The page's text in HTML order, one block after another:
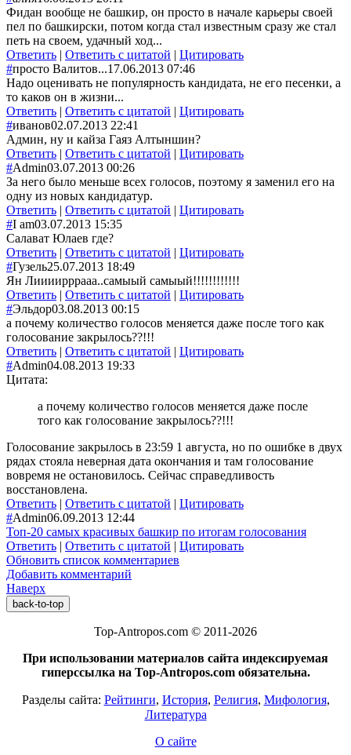
Фидан вообще не башкир, он просто в начале карьеры своей
пел по башкирски, потом когда стал известным сразу же стал
петь на своем, удачный ход...
Ответить | Ответить с цитатой | Цитировать
#просто Валитов...17.06.2013 07:46
Надо оценивать не популярность кандидата, не его песенки, а
то каков он в жизни...
Ответить | Ответить с цитатой | Цитировать
#иванов02.07.2013 22:41
Админ, ну и кайза Гаяз Алтыншин?
Ответить | Ответить с цитатой | Цитировать
#Admin03.07.2013 00:26
За него было меньше всех голосов, поэтому я заменил его на
одну из новых кандидатур.
Ответить | Ответить с цитатой | Цитировать
#I am03.07.2013 15:35
Салават Юлаев где?
Ответить | Ответить с цитатой | Цитировать
#Гузель25.07.2013 18:49
Ян Лиииирррааа..самыый самыый!!!!!!!!!!!!
Ответить | Ответить с цитатой | Цитировать
#Эльдор03.08.2013 00:15
а почему количество голосов меняется даже после того как
голосование закрылось??!!!
Ответить | Ответить с цитатой | Цитировать
#Admin04.08.2013 19:33
Цитата:
а почему количество голосов меняется даже после
того как голосование закрылось??!!!
Голосование закрылось в 23:59 1 августа, но по ошибке в двух
рядах стояла неверная дата окончания и там голосование
вовремя не остановилось. Сейчас справедливость
восстановлена.
Ответить | Ответить с цитатой | Цитировать
#Admin06.09.2013 12:44
Топ-20 самых красивых башкир по итогам голосования
Ответить | Ответить с цитатой | Цитировать
Обновить список комментариев
Добавить комментарий
Наверх
back-to-top
Top-Antropos.com © 2011-2026
При использовании материалов сайта индексируемая
гиперссылка на Top-Antropos.com обязательна.
Разделы сайта: Рейтинги, История, Религия, Мифология,
Литература
О сайте